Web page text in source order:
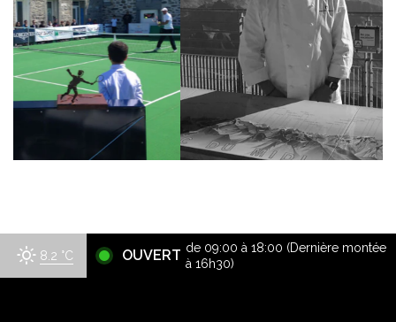
8.2 °C OUVERT de 09:00 à 18:00 (Dernière montée
à 16h30)